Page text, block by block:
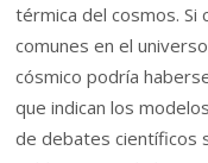
térmica del cosmos.
comunes en el
cósmico podría
que indican los
de debates científicos